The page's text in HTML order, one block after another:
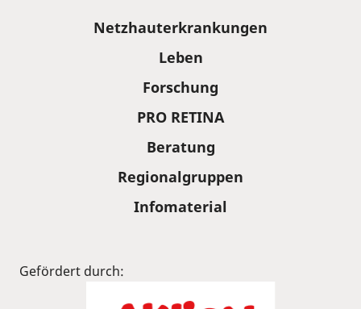
Netzhauterkrankungen
Leben
Forschung
PRO RETINA
Beratung
Regionalgruppen
Infomaterial
Gefördert durch: